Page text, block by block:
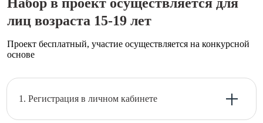
лиц возраста 15-19 лет
Проект бесплатный, участие осуществляется на конкурсной
основе
1. Регистрация в личном кабинете